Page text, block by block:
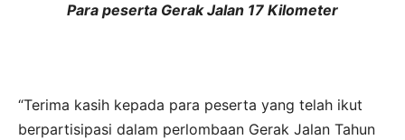
Para peserta Gerak Jalan 17 Kilometer
“Terima kasih kepada para peserta yang telah ikut
berpartisipasi dalam perlombaan Gerak Jalan Tahun